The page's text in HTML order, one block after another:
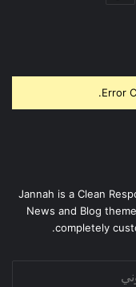
Error
Jannah is a Clean
News and Blog
completely